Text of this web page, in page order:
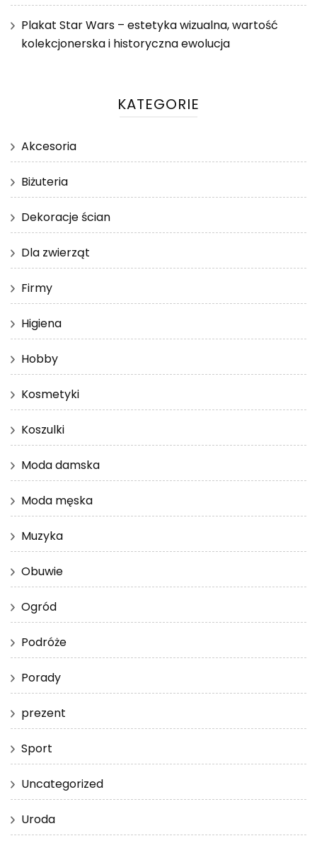
Plakat Star Wars – estetyka wizualna, wartość
kolekcjonerska i historyczna ewolucja
KATEGORIE
Akcesoria
Biżuteria
Dekoracje ścian
Dla zwierząt
Firmy
Higiena
Hobby
Kosmetyki
Koszulki
Moda damska
Moda męska
Muzyka
Obuwie
Ogród
Podróże
Porady
prezent
Sport
Uncategorized
Uroda